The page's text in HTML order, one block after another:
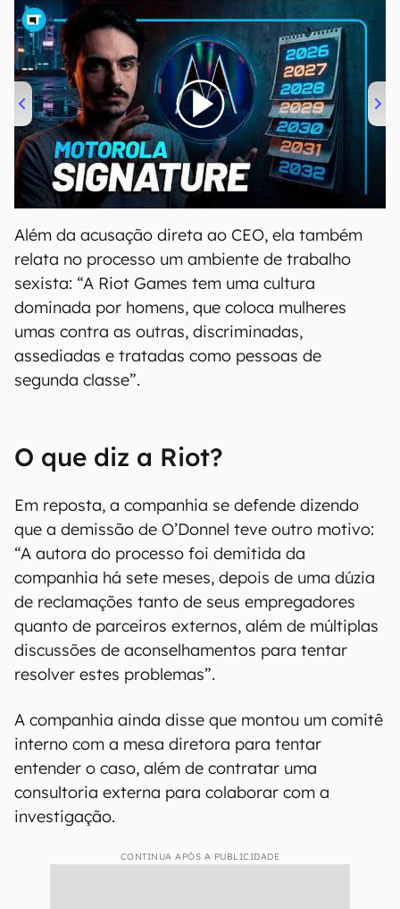
00:00/20:46
Além da acusação direta ao CEO, ela também
relata no processo um ambiente de trabalho
sexista: “A Riot Games tem uma cultura
dominada por homens, que coloca mulheres
umas contra as outras, discriminadas,
assediadas e tratadas como pessoas de
segunda classe”.
O que diz a Riot?
Em reposta, a companhia se defende dizendo
que a demissão de O’Donnel teve outro motivo:
“A autora do processo foi demitida da
companhia há sete meses, depois de uma dúzia
de reclamações tanto de seus empregadores
quanto de parceiros externos, além de múltiplas
discussões de aconselhamentos para tentar
resolver estes problemas”.
A companhia ainda disse que montou um comitê
interno com a mesa diretora para tentar
entender o caso, além de contratar uma
consultoria externa para colaborar com a
investigação.
CONTINUA APÓS A PUBLICIDADE